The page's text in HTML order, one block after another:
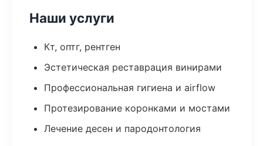
Наши услуги
Кт, оптг, рентген
Эстетическая реставрация винирами
Профессиональная гигиена и airflow
Протезирование коронками и мостами
Лечение десен и пародонтология